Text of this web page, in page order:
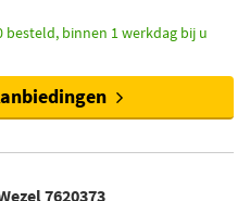
besteld, binnen 1 werkdag bij u
7620373